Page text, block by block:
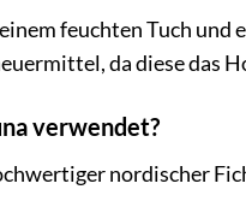
feuchten Tuch
da diese das
verwendet?
nordischer